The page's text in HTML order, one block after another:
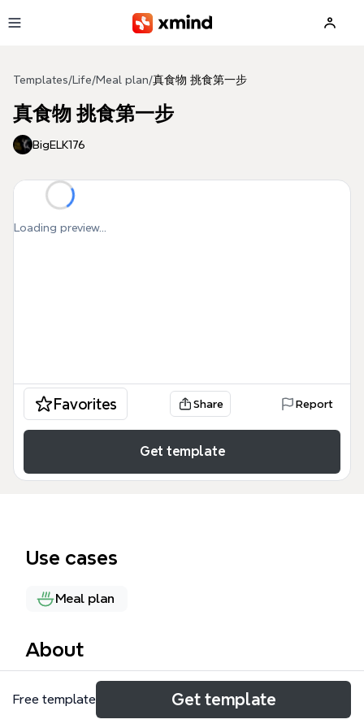
Templates/ Life/Meal plan/真食物 挑食第一步
真食物 挑食第一步
BigELK176
Loading preview...
Favorites Share Report
Get template
Use cases
Meal plan
About
真食物挑食第一步 Xmind 模板是一款专注于健康饮食
教育的知识导学工具，旨在帮助现代人掌握辨识天然食
Free template Get template